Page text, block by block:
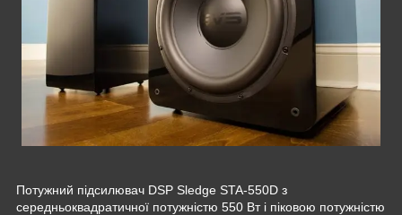
Потужний підсилювач DSP Sledge STA-550D з
середньоквадратичної потужністю 550 Вт і піковою потужністю